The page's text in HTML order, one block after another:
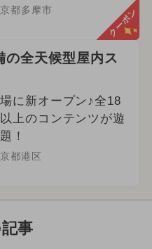
都多摩市 クーポン
の全天候型屋内ス
に新オープン♪全18
上のコンテンツが遊
！
都港区
事